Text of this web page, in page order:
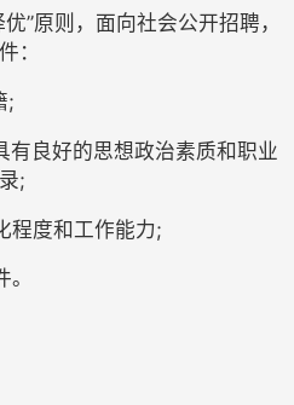
”原则，面向社会公开招聘，
：
;
有良好的思想政治素质和职业
;
程度和工作能力;